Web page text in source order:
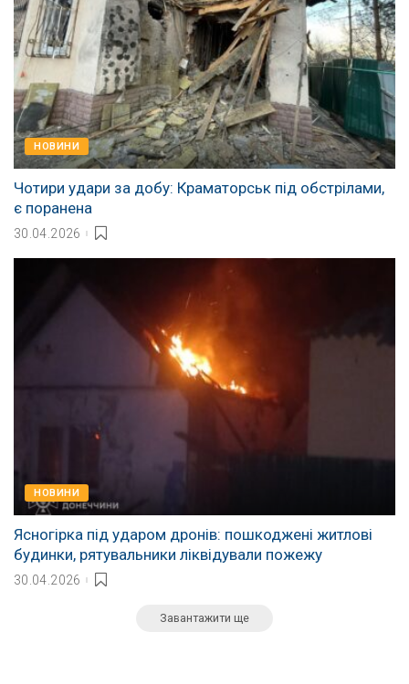
НОВИНИ
Чотири удари за добу: Краматорськ під обстрілами,
є поранена
30.04.2026
НОВИНИ
Ясногірка під ударом дронів: пошкоджені житлові
будинки, рятувальники ліквідували пожежу
30.04.2026
Завантажити ще